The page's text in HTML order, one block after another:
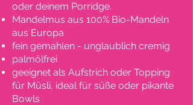
oder deinem Porridge.
Mandelmus aus 100% Bio-Mandeln
aus Europa
fein gemahlen - unglaublich cremig
palmölfrei
geeignet als Aufstrich oder Topping
für Müsli, ideal für süße oder pikante
Bowls